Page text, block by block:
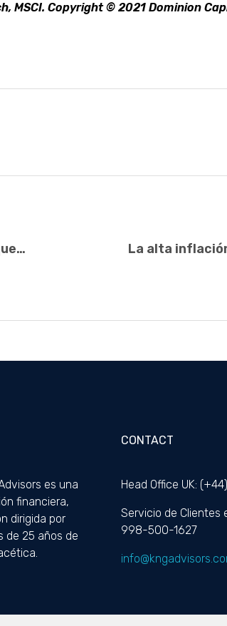
MSCI. Copyright © 2021 Dominion
Lo bueno, lo malo… y lo fantástico que pasó la semana pasada La alta
es una
financiera,
dirigida por
de 25 años de
CONTACT
Head Office UK:
Servicio de Clientes
998-500-1627